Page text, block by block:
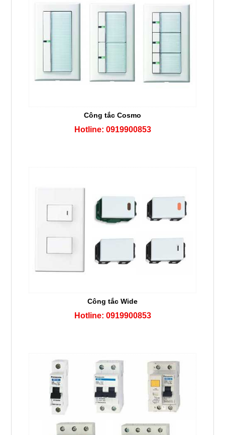
Công tắc Cosmo
Hotline: 0919900853
Công tắc Wide
Hotline: 0919900853